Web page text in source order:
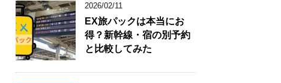
2026/02/11
EX旅パックは本当にお
得？新幹線・宿の別予約
と比較してみた